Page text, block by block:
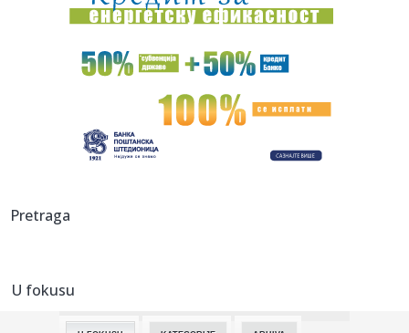
23:51:PARTIZAN TRLJA RUKE: Transfer Saše Lukića doneo crno-
belima 300...
23:48:Otišao iz Arsenala pre nego što su podigli trofej – vratio
Srpkinje pronašle novčanik u Čanju, pa uradile nešto što je
23:46:Detalji drame na nemačkom aerodromu: Vozač nogom
23:33:
Pretraga
U fokusu